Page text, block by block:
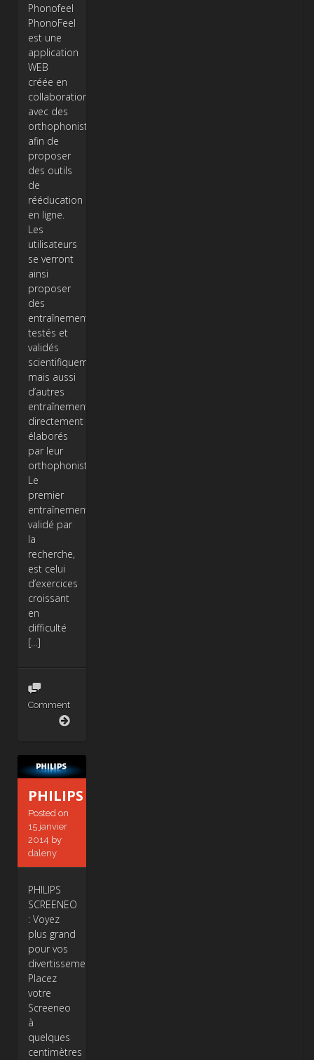
Phonofeel
PhonoFeel
est une
application
WEB
créée en
collaboration
avec des
orthophonistes
afin de
proposer
des outils
de
rééducation
en ligne.
Les
utilisateurs
se verront
ainsi
proposer
des
entraînements
testés et
validés
scientifiquement
mais aussi
d’autres
entraînements,
directement
élaborés
par leur
orthophoniste.
Le
premier
entraînement,
validé par
la
recherche,
est celui
d’exercices
croissant
en
difficulté
[…]
Comment
PHILIPS
Posted on
15 janvier
2014 by
daleny
PHILIPS
SCREENEO
: Voyez
plus grand
pour vos
divertissements.
Placez
votre
Screeneo
à
quelques
centimètres